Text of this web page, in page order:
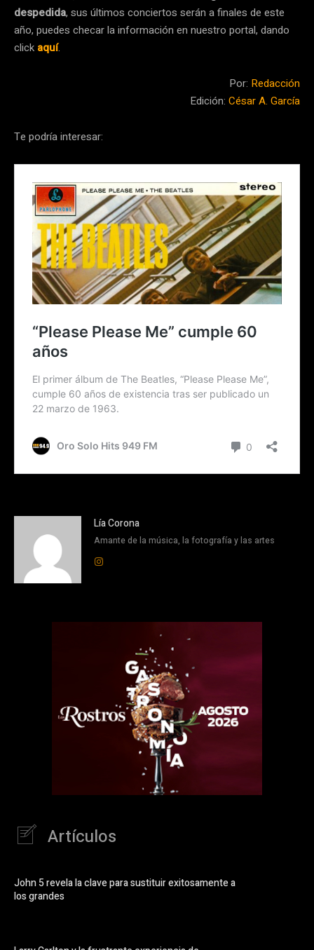
despedida, sus últimos conciertos serán a finales de este
año, puedes checar la información en nuestro portal, dando
click aquí.
Por: Redacción
Edición: César A. García
Te podría interesar:
Lía Corona
Amante de la música, la fotografía y las artes
Artículos
John 5 revela la clave para sustituir exitosamente a
los grandes